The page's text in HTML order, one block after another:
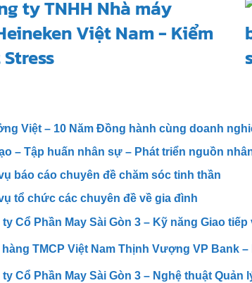
Việt – 10 Năm Đồng hành cùng doanh
– Tập huấn nhân sự – Phát triển nguồn
báo cáo chuyên đề chăm sóc tinh thần
tổ chức các chuyên đề về gia đình
Cổ Phần May Sài Gòn 3 – Kỹ năng Giao
hàng TMCP Việt Nam Thịnh Vượng VP Bank
Cổ Phần May Sài Gòn 3 – Nghệ thuật Quản